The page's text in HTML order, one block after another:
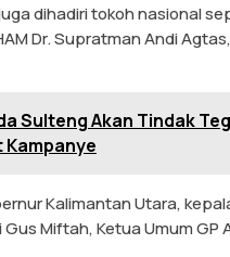
dihadiri tokoh nasional
Dr. Supratman Andi
Sulteng Akan Tindak
Kampanye
Kalimantan Utara,
Miftah, Ketua Umum GP